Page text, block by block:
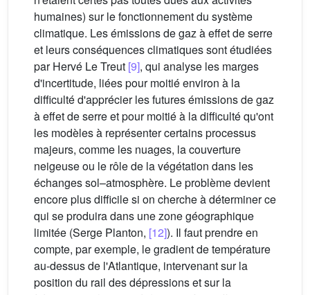
humaines) sur le fonctionnement du système
climatique. Les émissions de gaz à effet de serre
et leurs conséquences climatiques sont étudiées
par Hervé Le Treut [9], qui analyse les marges
d'incertitude, liées pour moitié environ à la
difficulté d'apprécier les futures émissions de gaz
à effet de serre et pour moitié à la difficulté qu'ont
les modèles à représenter certains processus
majeurs, comme les nuages, la couverture
neigeuse ou le rôle de la végétation dans les
échanges sol–atmosphère. Le problème devient
encore plus difficile si on cherche à déterminer ce
qui se produira dans une zone géographique
limitée (Serge Planton, [12]). Il faut prendre en
compte, par exemple, le gradient de température
au-dessus de l'Atlantique, intervenant sur la
position du rail des dépressions et sur la